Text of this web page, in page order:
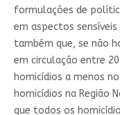
formulações de
em aspectos
também que, se não
em circulação entre
homicídios a menos
homicídios na Região
que todos os